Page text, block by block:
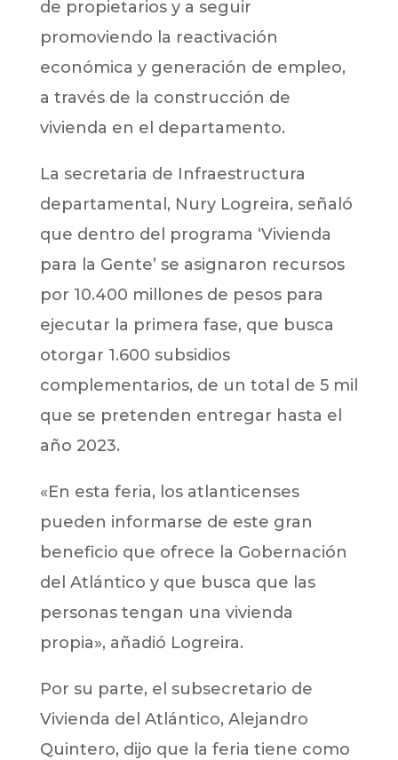
de propietarios y a seguir
promoviendo la reactivación
económica y generación de empleo,
a través de la construcción de
vivienda en el departamento.
La secretaria de Infraestructura
departamental, Nury Logreira, señaló
que dentro del programa ‘Vivienda
para la Gente’ se asignaron recursos
por 10.400 millones de pesos para
ejecutar la primera fase, que busca
otorgar 1.600 subsidios
complementarios, de un total de 5 mil
que se pretenden entregar hasta el
año 2023.
«En esta feria, los atlanticenses
pueden informarse de este gran
beneficio que ofrece la Gobernación
del Atlántico y que busca que las
personas tengan una vivienda
propia», añadió Logreira.
Por su parte, el subsecretario de
Vivienda del Atlántico, Alejandro
Quintero, dijo que la feria tiene como